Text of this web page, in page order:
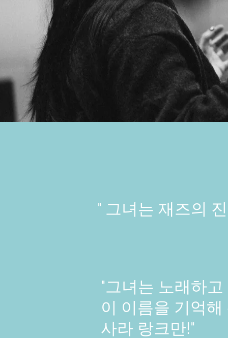
" 그녀는 재즈의
"그녀는 노래하
이 이름을 기억
사라 랑크만!"